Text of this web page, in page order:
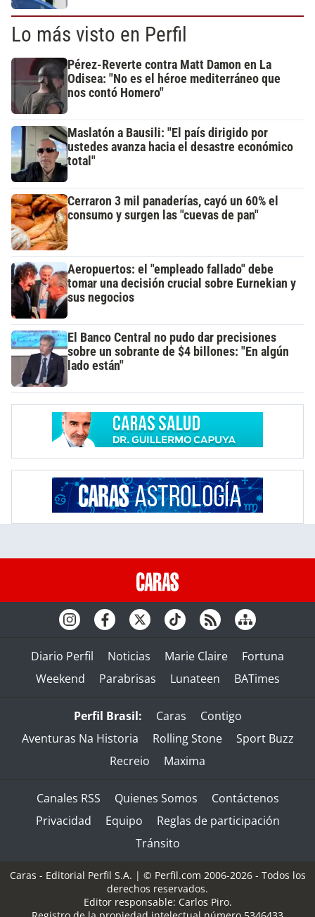
Lo más visto en Perfil
Pérez-Reverte contra Matt Damon en La
Odisea: "No es el héroe mediterráneo que
nos contó Homero"
Maslatón a Bausili: "El país dirigido por
ustedes avanza hacia el desastre económico
total"
Cerraron 3 mil panaderías, cayó un 60% el
consumo y surgen las "cuevas de pan"
Aeropuertos: el "empleado fallado" debe
tomar una decisión crucial sobre Eurnekian y
sus negocios
El Banco Central no pudo dar precisiones
sobre un sobrante de $4 billones: "En algún
lado están"
Diario Perfil Noticias Marie Claire
Fortuna
Weekend
Parabrisas Lunateen BATimes
Perfil Brasil: Caras
Contigo
Aventuras Na Historia
Rolling Stone
Sport Buzz
Recreio
Maxima
Canales RSS Quienes Somos
Contáctenos
Privacidad
Equipo
Reglas de participación
Tránsito
Caras - Editorial Perfil S.A. | © Perfil.com 2006-2026 - Todos los
derechos reservados.
Editor responsable: Carlos Piro.